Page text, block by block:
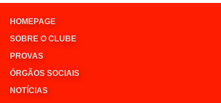
HOMEPAGE
SOBRE O CLUBE
PROVAS
ÓRGÃOS SOCIAIS
NOTÍCIAS